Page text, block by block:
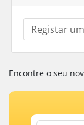
Encontre o seu